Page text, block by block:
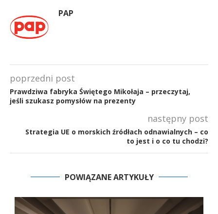
PAP
poprzedni post
Prawdziwa fabryka Świętego Mikołaja – przeczytaj,
jeśli szukasz pomysłów na prezenty
następny post
Strategia UE o morskich źródłach odnawialnych – co
to jest i o co tu chodzi?
POWIĄZANE ARTYKUŁY